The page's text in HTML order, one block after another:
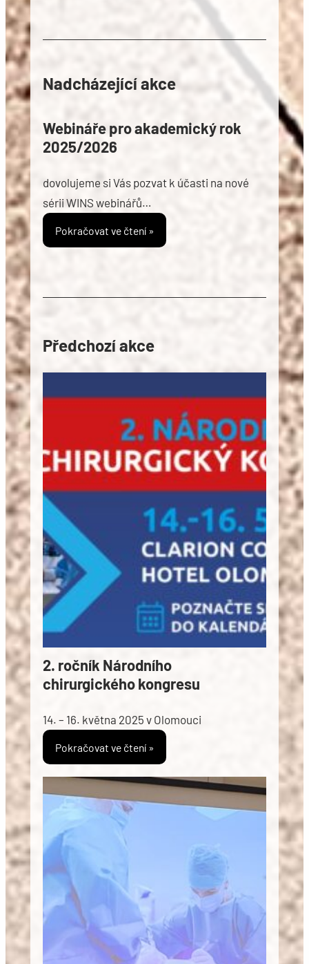
Nadcházející akce
Webináře pro akademický rok
2025/2026
dovolujeme si Vás pozvat k účasti na nové
sérii WINS webinářů…
Pokračovat ve čtení »
Předchozí akce
2. ročník Národního
chirurgického kongresu
14. – 16. května 2025 v Olomouci
Pokračovat ve čtení »